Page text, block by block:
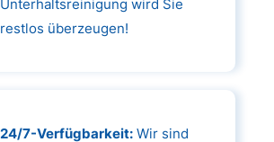
Unterhaltsreinigung wird Sie
restlos überzeugen!
24/7-Verfügbarkeit:Wir sind